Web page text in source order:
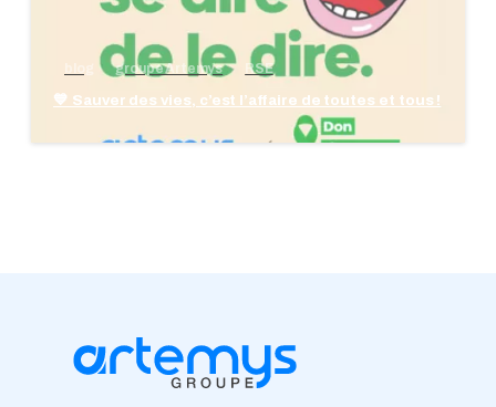
groupe Artemys RSE
💙 Sauver des vies, c’est l’affaire de toutes et tous !